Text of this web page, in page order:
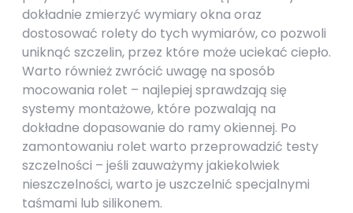
dokładnie zmierzyć wymiary okna oraz
dostosować rolety do tych wymiarów, co pozwoli
uniknąć szczelin, przez które może uciekać ciepło.
Warto również zwrócić uwagę na sposób
mocowania rolet – najlepiej sprawdzają się
systemy montażowe, które pozwalają na
dokładne dopasowanie do ramy okiennej. Po
zamontowaniu rolet warto przeprowadzić testy
szczelności – jeśli zauważymy jakiekolwiek
nieszczelności, warto je uszczelnić specjalnymi
taśmami lub silikonem.